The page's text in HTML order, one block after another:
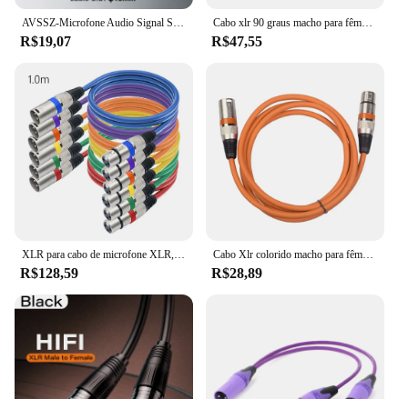
AVSSZ-Microfone Audio Signal Snake Cable Mixer, cabo multicanal, macho e fêmea Plug, Rainbow Line O.D, 2 Core, 8 Canais, 15 mm
R$19,07
Cabo xlr 90 graus macho para fêmea cabos de áudio canhão balanceado xlr karon microfone console de mistura linha de extensão de placa de som
R$47,55
XLR para cabo de microfone XLR, macho para fêmea, cabo auxiliar, mixer de microfone, estúdio de gravação, Podcast, multicolorido, 6 pcs, 10pcs
R$128,59
Cabo Xlr colorido macho para fêmea linhas de áudio, alta qualidade, 3 pinos, Interface com microfone, Amplificador de som multimídia
R$28,89